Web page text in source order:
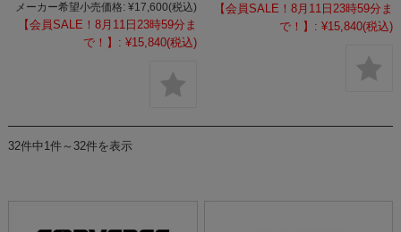
メーカー希望小売価格: ¥17,600(税込)
【会員SALE！8月11日23時59分ま
で！】: ¥15,840(税込)
【会員SALE！8月11日23時59分ま
で！】: ¥15,840(税込)
32件中1件～32件を表示